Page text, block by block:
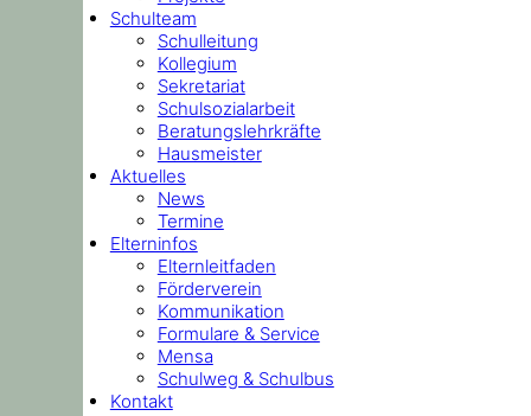
Schulteam
Schulleitung
Kollegium
Sekretariat
Schulsozialarbeit
Beratungslehrkräfte
Hausmeister
Aktuelles
News
Termine
Elterninfos
Elternleitfaden
Förderverein
Kommunikation
Formulare & Service
Mensa
Schulweg & Schulbus
Kontakt